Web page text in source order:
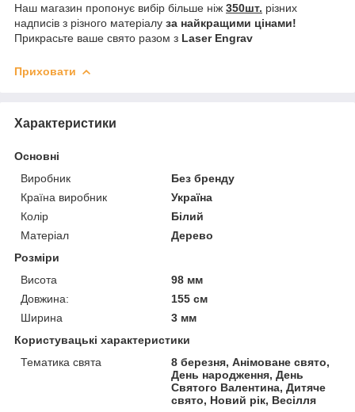
Наш магазин пропонує вибір більше ніж 350шт. різних
надписів з різного матеріалу за найкращими цінами!
Прикрасьте ваше свято разом з Laser Engrav
Приховати
Характеристики
Основні
Виробник
Без бренду
Країна виробник
Україна
Колір
Білий
Матеріал
Дерево
Розміри
Висота
98 мм
Довжина:
155 см
Ширина
3 мм
Користувацькі характеристики
Тематика свята
8 березня, Анімоване свято,
День народження, День
Святого Валентина, Дитяче
свято, Новий рік, Весілля